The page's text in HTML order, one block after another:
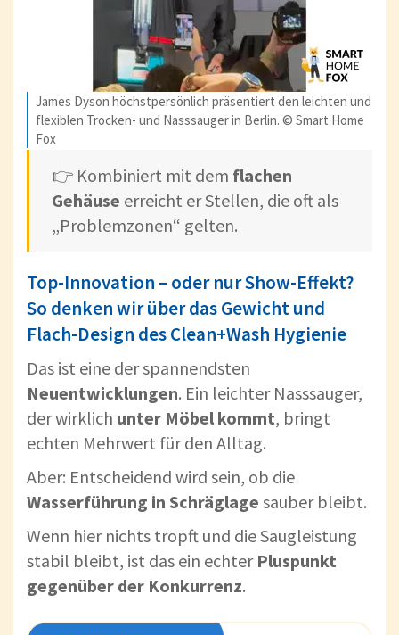
James Dyson höchstpersönlich präsentiert den leichten und
flexiblen Trocken- und Nasssauger in Berlin. © Smart Home
Fox
👉 Kombiniert mit dem flachen
Gehäuse erreicht er Stellen, die oft als
„Problemzonen“ gelten.
Top-Innovation – oder nur Show-Effekt?
So denken wir über das Gewicht und
Flach-Design des Clean+Wash Hygienie
Das ist eine der spannendsten
Neuentwicklungen. Ein leichter Nasssauger,
der wirklich unter Möbel kommt, bringt
echten Mehrwert für den Alltag.
Aber: Entscheidend wird sein, ob die
Wasserführung in Schräglage sauber bleibt.
Wenn hier nichts tropft und die Saugleistung
stabil bleibt, ist das ein echter Pluspunkt
gegenüber der Konkurrenz.